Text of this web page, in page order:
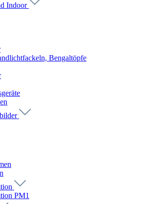
Indoor
Bengaltöpfe
PM1